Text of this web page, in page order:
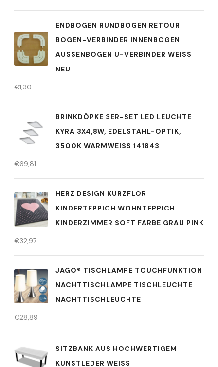
ENDBOGEN RUNDBOGEN RETOUR
BOGEN-VERBINDER INNENBOGEN
AUSSENBOGEN U-VERBINDER WEISS NE
U
€1,30
BRINKDÖPKE 3ER-SET LED LEUCHTE
KYRA 3X4,8W, EDELSTAHL-OPTIK,
3500K WARMWEISS 141843
€69,81
HERZ DESIGN KURZFLOR
KINDERTEPPICH WOHNTEPPICH
KINDERZIMMER SOFT FARBE GRAU PINK
€32,97
JAGO® TISCHLAMPE TOUCHFUNKTION
NACHTTISCHLAMPE TISCHLEUCHTE
NACHTTISCHLEUCHTE
€28,89
SITZBANK AUS HOCHWERTIGEM
KUNSTLEDER WEISS